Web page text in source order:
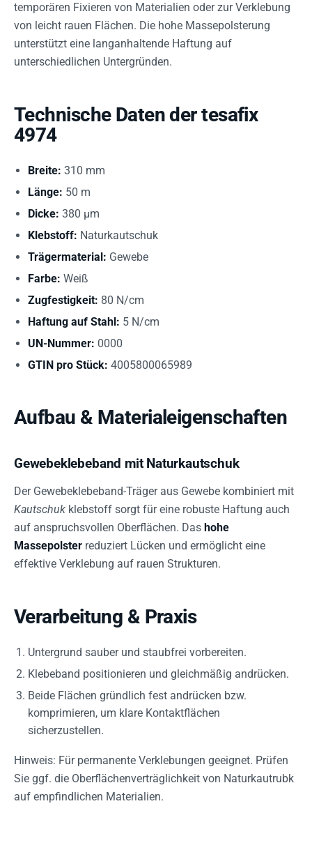
temporären Fixieren von Materialien oder zur Verklebung
von leicht rauen Flächen. Die hohe Massepolsterung
unterstützt eine langanhaltende Haftung auf
unterschiedlichen Untergründen.
Technische Daten der tesafix
4974
Breite: 310 mm
Länge: 50 m
Dicke: 380 µm
Klebstoff: Naturkautschuk
Trägermaterial: Gewebe
Farbe: Weiß
Zugfestigkeit: 80 N/cm
Haftung auf Stahl: 5 N/cm
UN-Nummer: 0000
GTIN pro Stück: 4005800065989
Aufbau & Materialeigenschaften
Gewebeklebeband mit Naturkautschuk
Der Gewebeklebeband-Träger aus Gewebe kombiniert mit
Kautschuk klebstoff sorgt für eine robuste Haftung auch
auf anspruchsvollen Oberflächen. Das hohe
Massepolster reduziert Lücken und ermöglicht eine
effektive Verklebung auf rauen Strukturen.
Verarbeitung & Praxis
Untergrund sauber und staubfrei vorbereiten.
Klebeband positionieren und gleichmäßig andrücken.
Beide Flächen gründlich fest andrücken bzw.
komprimieren, um klare Kontaktflächen
sicherzustellen.
Hinweis: Für permanente Verklebungen geeignet. Prüfen
Sie ggf. die Oberflächenverträglichkeit von Naturkautrubk
auf empfindlichen Materialien.